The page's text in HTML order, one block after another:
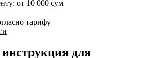
от 10 000 сум
тарифу
для